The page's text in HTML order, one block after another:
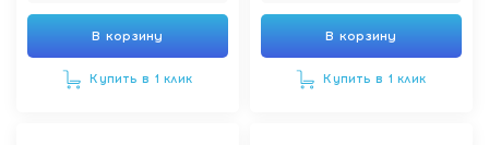
В корзину
Купить в 1 клик
В корзину
Купить в 1 клик